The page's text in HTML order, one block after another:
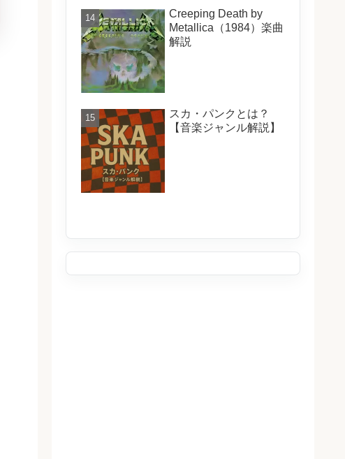
Creeping Death by
Metallica（1984）楽曲
解説
スカ・パンクとは？
【音楽ジャンル解説】